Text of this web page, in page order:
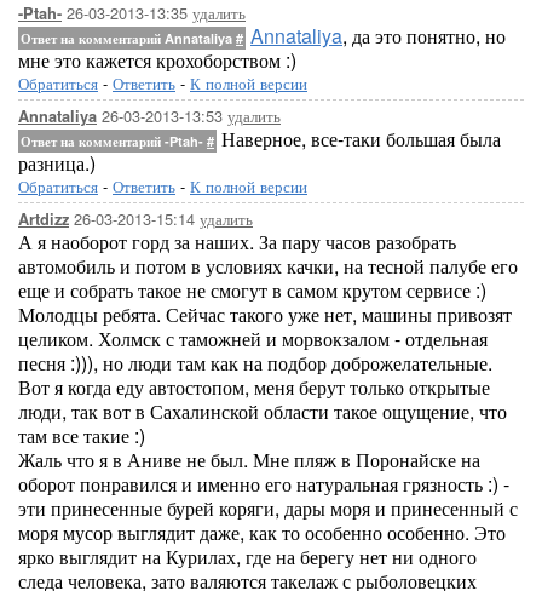
-Ptah- 26-03-2013-13:35 удалить
Ответ на комментарий Annataliya # Annataliya, да это понятно, но
мне это кажется крохоборством :)
Обратиться - Ответить - К полной версии
Annataliya 26-03-2013-13:53 удалить
Ответ на комментарий -Ptah- # Наверное, все-таки большая была
разница.)
Обратиться - Ответить - К полной версии
Artdizz 26-03-2013-15:14 удалить
А я наоборот горд за наших. За пару часов разобрать
автомобиль и потом в условиях качки, на тесной палубе его
еще и собрать такое не смогут в самом крутом сервисе :)
Молодцы ребята. Сейчас такого уже нет, машины привозят
целиком. Холмск с таможней и морвокзалом - отдельная
песня :))), но люди там как на подбор доброжелательные.
Вот я когда еду автостопом, меня берут только открытые
люди, так вот в Сахалинской области такое ощущение, что
там все такие :)
Жаль что я в Аниве не был. Мне пляж в Поронайске на
оборот понравился и именно его натуральная грязность :) -
эти принесенные бурей коряги, дары моря и принесенный с
моря мусор выглядит даже, как то особенно особенно. Это
ярко выглядит на Курилах, где на берегу нет ни одного
следа человека, зато валяются такелаж с рыболовецких